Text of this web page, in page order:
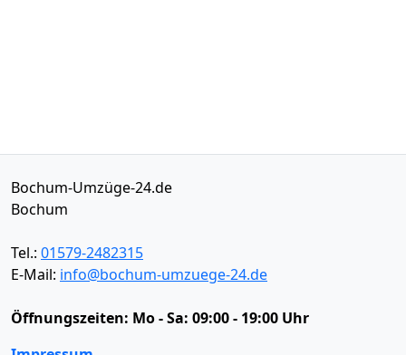
Bochum-Umzüge-24.de
Bochum
Tel.: 01579-2482315
E-Mail: info@bochum-umzuege-24.de
Öffnungszeiten: Mo - Sa: 09:00 - 19:00 Uhr